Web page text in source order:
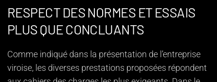
RESPECT DES NORMES ET ESSAIS
PLUS QUE CONCLUANTS
Comme indiqué dans la présentation de l’entreprise
viroise, les diverses prestations proposées répondent